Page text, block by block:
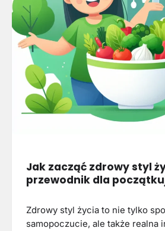
Jak zacząć zdrowy styl
przewodnik dla
Zdrowy styl życia to nie tylko
samopoczucie, ale także realna